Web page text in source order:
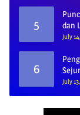
5
dan
July
6
July